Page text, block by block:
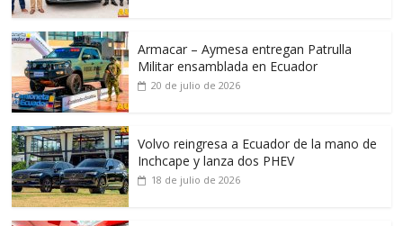
Armacar – Aymesa entregan Patrulla
Militar ensamblada en Ecuador
20 de julio de 2026
Volvo reingresa a Ecuador de la mano de
Inchcape y lanza dos PHEV
18 de julio de 2026